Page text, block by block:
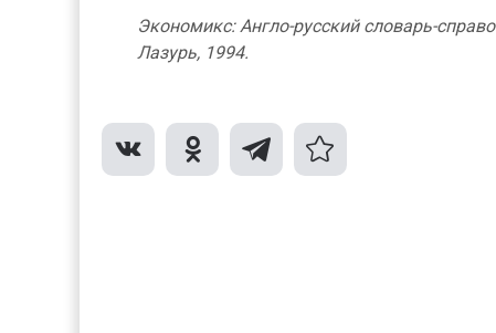
Экономикс: Англо-русский словарь-
Лазурь, 1994.